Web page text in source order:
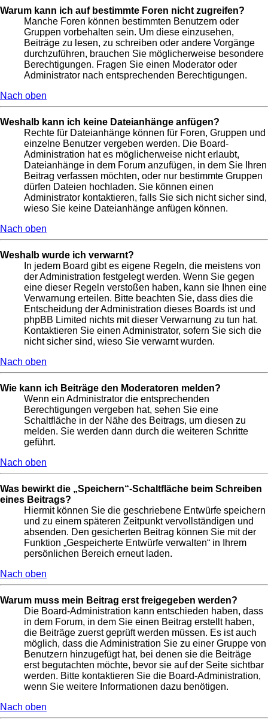
Warum kann ich auf bestimmte Foren nicht zugreifen?
Manche Foren können bestimmten Benutzern oder
Gruppen vorbehalten sein. Um diese einzusehen,
Beiträge zu lesen, zu schreiben oder andere Vorgänge
durchzuführen, brauchen Sie möglicherweise besondere
Berechtigungen. Fragen Sie einen Moderator oder
Administrator nach entsprechenden Berechtigungen.
Nach oben
Weshalb kann ich keine Dateianhänge anfügen?
Rechte für Dateianhänge können für Foren, Gruppen und
einzelne Benutzer vergeben werden. Die Board-
Administration hat es möglicherweise nicht erlaubt,
Dateianhänge in dem Forum anzufügen, in dem Sie Ihren
Beitrag verfassen möchten, oder nur bestimmte Gruppen
dürfen Dateien hochladen. Sie können einen
Administrator kontaktieren, falls Sie sich nicht sicher sind,
wieso Sie keine Dateianhänge anfügen können.
Nach oben
Weshalb wurde ich verwarnt?
In jedem Board gibt es eigene Regeln, die meistens von
der Administration festgelegt werden. Wenn Sie gegen
eine dieser Regeln verstoßen haben, kann sie Ihnen eine
Verwarnung erteilen. Bitte beachten Sie, dass dies die
Entscheidung der Administration dieses Boards ist und
phpBB Limited nichts mit dieser Verwarnung zu tun hat.
Kontaktieren Sie einen Administrator, sofern Sie sich die
nicht sicher sind, wieso Sie verwarnt wurden.
Nach oben
Wie kann ich Beiträge den Moderatoren melden?
Wenn ein Administrator die entsprechenden
Berechtigungen vergeben hat, sehen Sie eine
Schaltfläche in der Nähe des Beitrags, um diesen zu
melden. Sie werden dann durch die weiteren Schritte
geführt.
Nach oben
Was bewirkt die „Speichern“-Schaltfläche beim Schreiben
eines Beitrags?
Hiermit können Sie die geschriebene Entwürfe speichern
und zu einem späteren Zeitpunkt vervollständigen und
absenden. Den gesicherten Beitrag können Sie mit der
Funktion „Gespeicherte Entwürfe verwalten“ in Ihrem
persönlichen Bereich erneut laden.
Nach oben
Warum muss mein Beitrag erst freigegeben werden?
Die Board-Administration kann entschieden haben, dass
in dem Forum, in dem Sie einen Beitrag erstellt haben,
die Beiträge zuerst geprüft werden müssen. Es ist auch
möglich, dass die Administration Sie zu einer Gruppe von
Benutzern hinzugefügt hat, bei denen sie die Beiträge
erst begutachten möchte, bevor sie auf der Seite sichtbar
werden. Bitte kontaktieren Sie die Board-Administration,
wenn Sie weitere Informationen dazu benötigen.
Nach oben